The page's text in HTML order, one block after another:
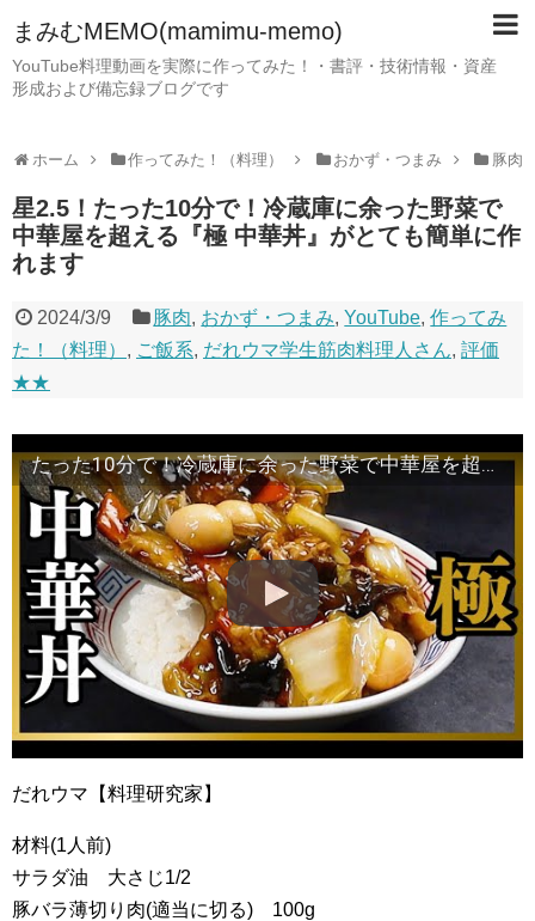
まみむMEMO(mamimu-memo)
YouTube料理動画を実際に作ってみた！・書評・技術情報・資産
形成および備忘録ブログです
ホーム 作ってみた！（料理） おかず・つまみ 豚肉
星2.5！たった10分で！冷蔵庫に余った野菜で
中華屋を超える『極 中華丼』がとても簡単に作
れます
2024/3/9 豚肉, おかず・つまみ,YouTube,作ってみ
た！（料理） , ご飯系, だれウマ学生筋肉料理人さん, 評価
★★
たった10分で！冷蔵庫に余った野菜で中華屋を超える『極 中華丼』がとても簡単に作れます
だれウマ【料理研究家】
材料(1人前)
サラダ油 大さじ1/2
豚バラ薄切り肉(適当に切る) 100g